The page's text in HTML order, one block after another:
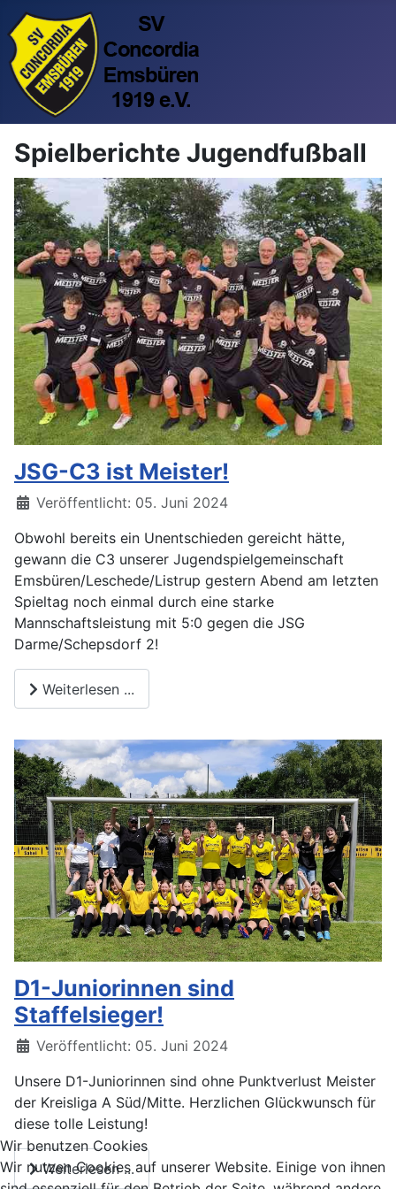
Spielberichte Jugendfußball
JSG-C3 ist Meister!
Veröffentlicht: 05. Juni 2024
Obwohl bereits ein Unentschieden gereicht hätte,
gewann die C3 unserer Jugendspielgemeinschaft
Emsbüren/Leschede/Listrup gestern Abend am letzten
Spieltag noch einmal durch eine starke
Mannschaftsleistung mit 5:0 gegen die JSG
Darme/Schepsdorf 2!
Weiterlesen ...
D1-Juniorinnen sind
Staffelsieger!
Veröffentlicht: 05. Juni 2024
Unsere D1-Juniorinnen sind ohne Punktverlust Meister
der Kreisliga A Süd/Mitte. Herzlichen Glückwunsch für
diese tolle Leistung!
Weiterlesen ...
Wir benutzen Cookies
Wir nutzen Cookies auf unserer Website. Einige von ihnen